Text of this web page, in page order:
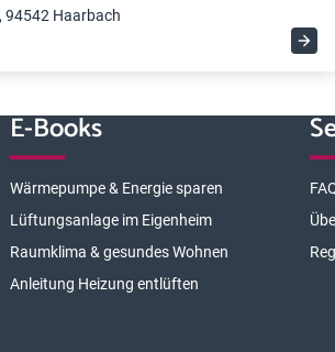
94542 Haarbach
E-Books
Wärmepumpe & Energie sparen
Lüftungsanlage im Eigenheim
Raumklima & gesundes Wohnen
Anleitung Heizung entlüften